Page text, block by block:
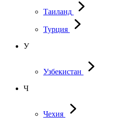
Таиланд
Турция
У
Узбекистан
Ч
Чехия